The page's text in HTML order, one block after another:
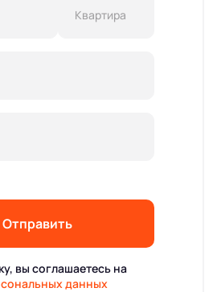
Отправить
вы соглашаетесь на
данных